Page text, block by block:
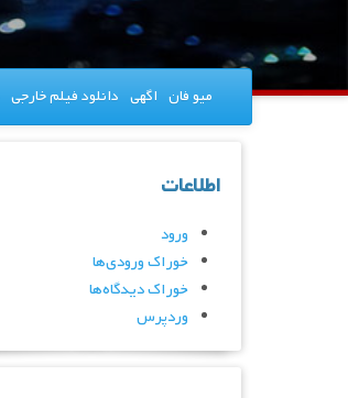
میو فان اگهی دانلود فیلم خارجی
اطلاعات
ورود
خوراک ورودی‌ها
خوراک دیدگاه‌ها
وردپرس